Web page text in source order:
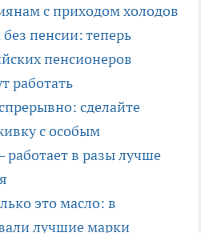
с приходом холодов
пенсии: теперь
пенсионеров
работать
сделайте
с особым
в разы лучше
это масло: в
лучшие марки